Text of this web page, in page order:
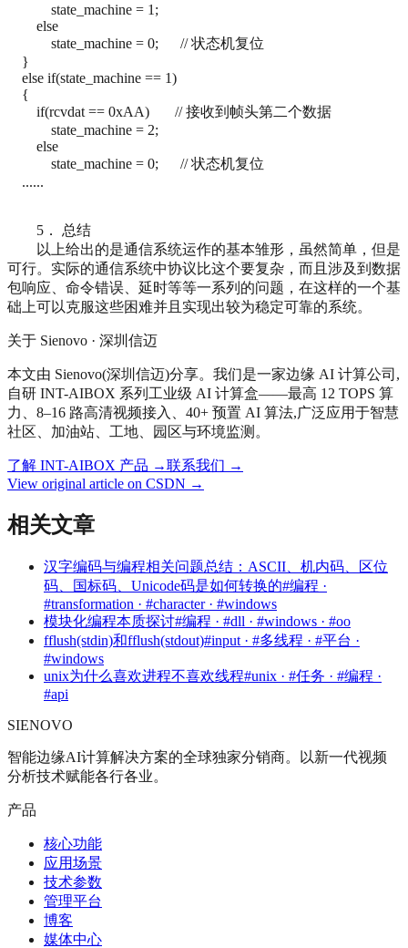
state_machine = 1;
else
state_machine = 0; // 状态机复位
}
else if(state_machine == 1)
{
if(rcvdat == 0xAA) // 接收到帧头第二个数据
state_machine = 2;
else
state_machine = 0; // 状态机复位
......
5． 总结
以上给出的是通信系统运作的基本雏形，虽然简单，但是
可行。实际的通信系统中协议比这个要复杂，而且涉及到数据
包响应、命令错误、延时等等一系列的问题，在这样的一个基
础上可以克服这些困难并且实现出较为稳定可靠的系统。
关于 Sienovo · 深圳信迈
本文由 Sienovo(深圳信迈)分享。我们是一家边缘 AI 计算公司,
自研 INT-AIBOX 系列工业级 AI 计算盒——最高 12 TOPS 算
力、8–16 路高清视频接入、40+ 预置 AI 算法,广泛应用于智慧
社区、加油站、工地、园区与环境监测。
了解 INT-AIBOX 产品 →联系我们 →
View original article on CSDN →
相关文章
汉字编码与编程相关问题总结：ASCII、机内码、区位
码、国标码、Unicode码是如何转换的#编程 ·
#transformation · #character · #windows
模块化编程本质探讨#编程 · #dll · #windows · #oo
fflush(stdin)和fflush(stdout)#input · #多线程 · #平台 ·
#windows
unix为什么喜欢进程不喜欢线程#unix · #任务 · #编程 ·
#api
SIENOVO
智能边缘AI计算解决方案的全球独家分销商。以新一代视频
分析技术赋能各行各业。
产品
核心功能
应用场景
技术参数
管理平台
博客
媒体中心